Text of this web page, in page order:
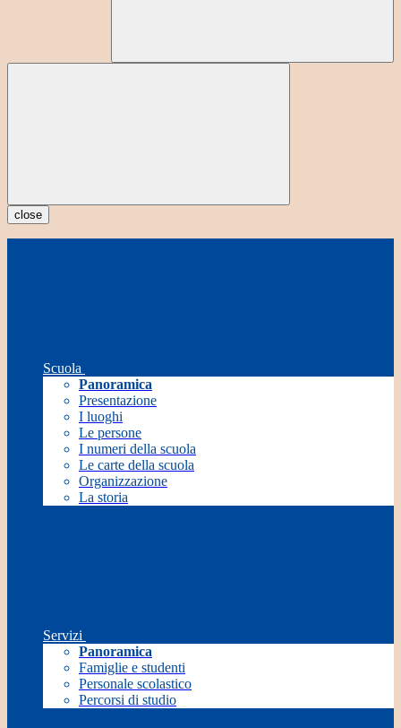
close
Scuola
Panoramica
Presentazione
I luoghi
Le persone
I numeri della scuola
Le carte della scuola
Organizzazione
La storia
Servizi
Panoramica
Famiglie e studenti
Personale scolastico
Percorsi di studio